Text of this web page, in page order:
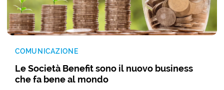
COMUNICAZIONE
Le Società Benefit sono il nuovo business
che fa bene al mondo